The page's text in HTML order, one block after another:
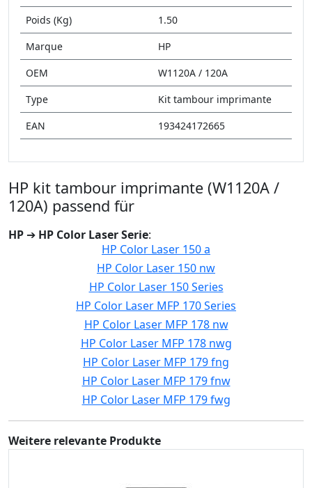
Poids (Kg)
1.50
Marque
HP
OEM
W1120A / 120A
Type
Kit tambour imprimante
EAN
193424172665
HP kit tambour imprimante (W1120A /
120A) passend für
HP ➔ HP Color Laser Serie:
HP Color Laser 150 a
HP Color Laser 150 nw
HP Color Laser 150 Series
HP Color Laser MFP 170 Series
HP Color Laser MFP 178 nw
HP Color Laser MFP 178 nwg
HP Color Laser MFP 179 fng
HP Color Laser MFP 179 fnw
HP Color Laser MFP 179 fwg
Weitere relevante Produkte